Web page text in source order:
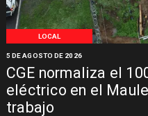
LOCAL
CGE normaliza el
eléctrico en el
trabajo
5 DE AGOSTO DE 2026